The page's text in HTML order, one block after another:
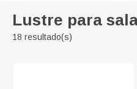
Lustre para
18 resultado(s)